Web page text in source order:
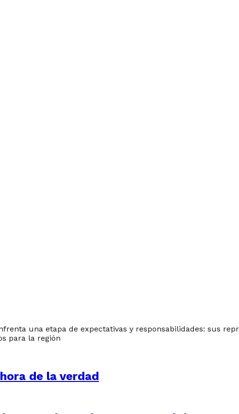
una etapa de expectativas y responsabilidades: sus
para la región
de la verdad